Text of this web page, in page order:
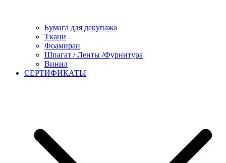
Бумага для декупажа
Ткани
Фоамиран
Шпагат / Ленты /Фурнитура
Винил
СЕРТИФИКАТЫ